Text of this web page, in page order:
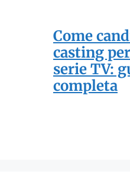
Come
casting
serie TV:
completa